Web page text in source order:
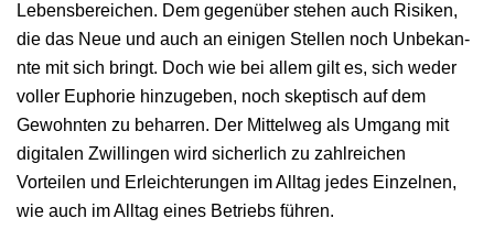
Lebens­bere­ichen. Dem gegenüber ste­hen auch Risiken,
die das Neue und auch an eini­gen Stellen noch Unbekan­
nte mit sich bringt. Doch wie bei allem gilt es, sich wed­er
voller Euphorie hinzugeben, noch skep­tisch auf dem
Gewohn­ten zu behar­ren. Der Mit­tel­weg als Umgang mit
dig­i­tal­en Zwill­in­gen wird sicher­lich zu zahlre­ichen
Vorteilen und Erle­ichterun­gen im All­t­ag jedes Einzel­nen,
wie auch im All­t­ag eines Betriebs führen.